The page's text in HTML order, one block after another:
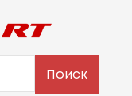
Поиск